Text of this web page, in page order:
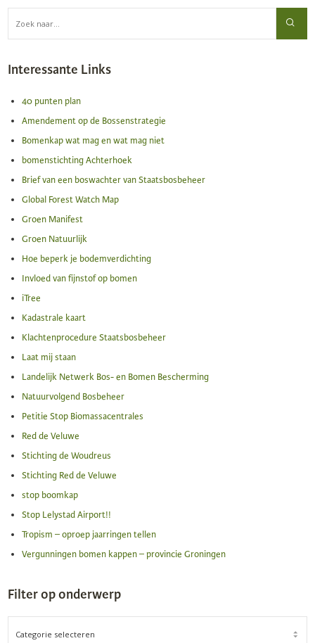
Interessante Links
40 punten plan
Amendement op de Bossenstrategie
Bomenkap wat mag en wat mag niet
bomenstichting Achterhoek
Brief van een boswachter van Staatsbosbeheer
Global Forest Watch Map
Groen Manifest
Groen Natuurlijk
Hoe beperk je bodemverdichting
Invloed van fijnstof op bomen
iTree
Kadastrale kaart
Klachtenprocedure Staatsbosbeheer
Laat mij staan
Landelijk Netwerk Bos- en Bomen Bescherming
Natuurvolgend Bosbeheer
Petitie Stop Biomassacentrales
Red de Veluwe
Stichting de Woudreus
Stichting Red de Veluwe
stop boomkap
Stop Lelystad Airport!!
Tropism – oproep jaarringen tellen
Vergunningen bomen kappen – provincie Groningen
Filter op onderwerp
FILTER